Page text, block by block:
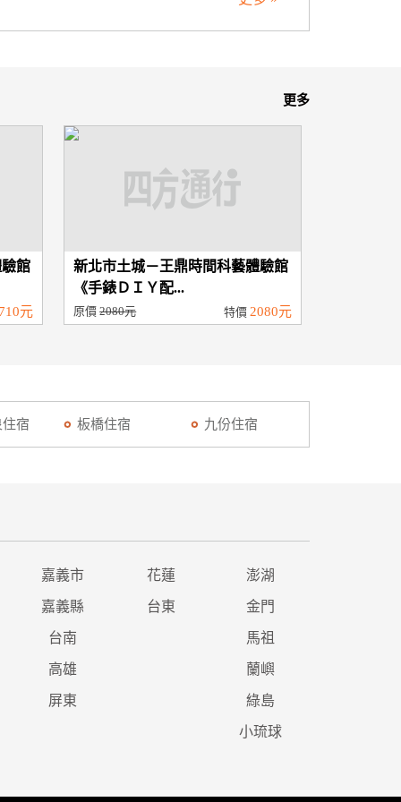
更多
館
元
新北市土城－王鼎時間科藝體驗館
《手錶ＤＩＹ配...
原價2080元 特價 2080元
宿 板橋住宿 九份住宿
嘉義市 花蓮 澎湖
嘉義縣 台東 金門
台南 馬祖
高雄 蘭嶼
屏東 綠島
小琉球